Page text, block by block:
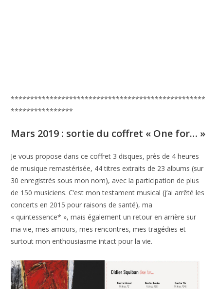
**************************************************
****************
Mars 2019 : sortie du coffret « One for… »
Je vous propose dans ce coffret 3 disques, près de 4 heures
de musique remastérisée, 44 titres extraits de 23 albums (sur
30 enregistrés sous mon nom), avec la participation de plus
de 150 musiciens. C’est mon testament musical (j’ai arrêté les
concerts en 2015 pour raisons de santé), ma
« quintessence* », mais également un retour en arrière sur
ma vie, mes amours, mes rencontres, mes tragédies et
surtout mon enthousiasme intact pour la vie.